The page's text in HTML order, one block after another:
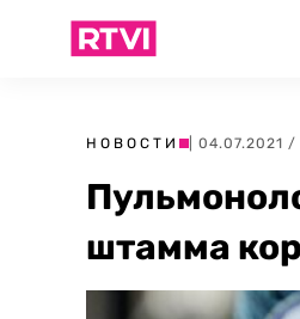
НОВОСТИ | 04.07.2021 /
штамма